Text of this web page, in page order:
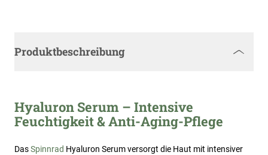
Produktbeschreibung
Hyaluron Serum – Intensive
Feuchtigkeit & Anti-Aging-Pflege
DasSpinnrad Hyaluron Serum versorgt die Haut mit intensiver